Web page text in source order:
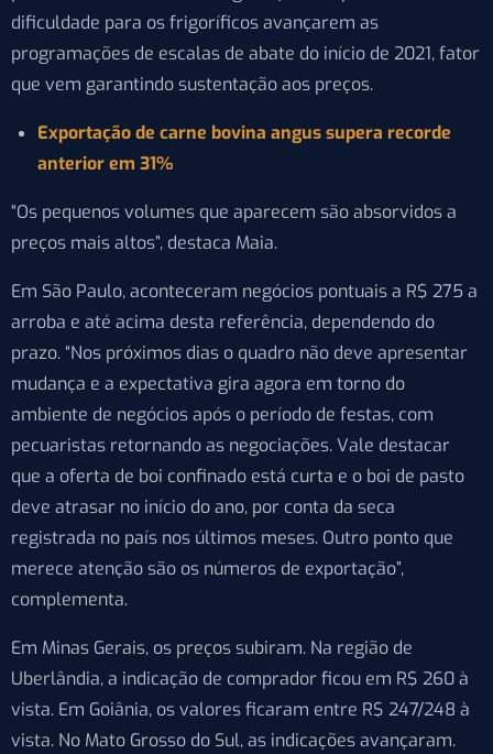
dificuldade para os frigoríficos avançarem as
programações de escalas de abate do início de 2021, fator
que vem garantindo sustentação aos preços.
Exportação de carne bovina angus supera recorde
anterior em 31%
“Os pequenos volumes que aparecem são absorvidos a
preços mais altos”, destaca Maia.
Em São Paulo, aconteceram negócios pontuais a R$ 275 a
arroba e até acima desta referência, dependendo do
prazo. “Nos próximos dias o quadro não deve apresentar
mudança e a expectativa gira agora em torno do
ambiente de negócios após o período de festas, com
pecuaristas retornando as negociações. Vale destacar
que a oferta de boi confinado está curta e o boi de pasto
deve atrasar no início do ano, por conta da seca
registrada no país nos últimos meses. Outro ponto que
merece atenção são os números de exportação”,
complementa.
Em Minas Gerais, os preços subiram. Na região de
Uberlândia, a indicação de comprador ficou em R$ 260 à
vista. Em Goiânia, os valores ficaram entre R$ 247/248 à
vista. No Mato Grosso do Sul, as indicações avançaram.